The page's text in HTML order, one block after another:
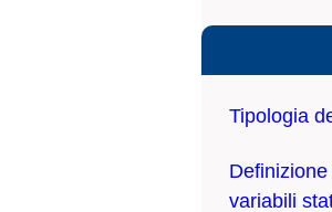
Tipologia
variabili